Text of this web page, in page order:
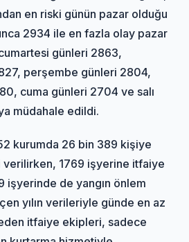
en riski günün pazar olduğu
2934 ile en fazla olay pazar
günleri 2863,
perşembe günleri 2804,
cuma günleri 2704 ve salı
müdahale edildi.
kurumda 26 bin 389 kişiye
verilirken, 1769 işyerine itfaiye
işyerinde de yangın önlem
yılın verileriyle günde en az
itfaiye ekipleri, sadece